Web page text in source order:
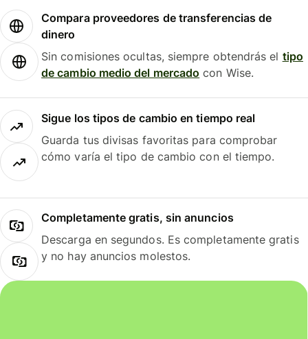
Compara proveedores de transferencias de
dinero
Sin comisiones ocultas, siempre obtendrás el tipo
de cambio medio del mercado con Wise.
Sigue los tipos de cambio en tiempo real
Guarda tus divisas favoritas para comprobar
cómo varía el tipo de cambio con el tiempo.
Completamente gratis, sin anuncios
Descarga en segundos. Es completamente gratis
y no hay anuncios molestos.